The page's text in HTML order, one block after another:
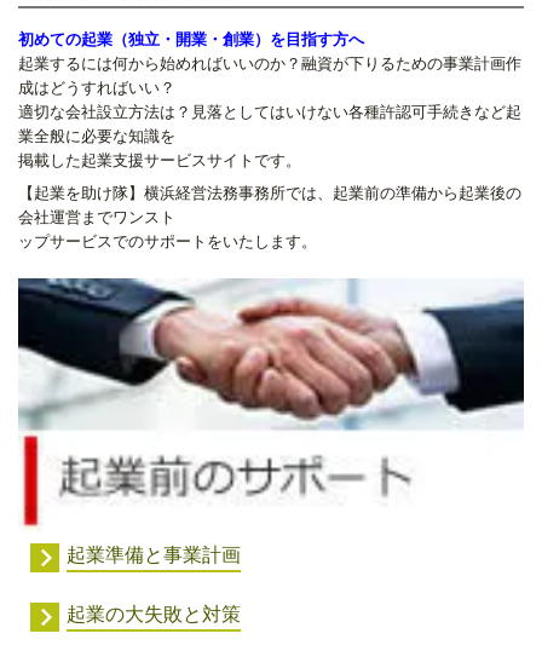
初めての起業（独立・開業・創業）を目指す方へ
起業するには何から始めればいいのか？融資が下りるための事業計画作
成はどうすればいい？
適切な会社設立方法は？見落としてはいけない各種許認可手続きなど起
業全般に必要な知識を
掲載した起業支援サービスサイトです。
【起業を助け隊】横浜経営法務事務所では、起業前の準備から起業後の
会社運営までワンスト
ップサービスでのサポートをいたします。
起業準備と事業計画
起業の大失敗と対策